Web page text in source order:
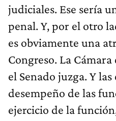
judiciales. Ese sería
penal. Y, por el otro
es obviamente una
Congreso. La
el Senado juzga. Y
desempeño de las
ejercicio de la